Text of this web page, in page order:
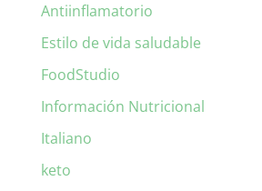
Antiinflamatorio
Estilo de vida saludable
FoodStudio
Información Nutricional
Italiano
keto